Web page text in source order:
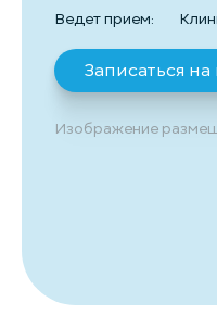
Ведет прием:
Записаться
Изображение